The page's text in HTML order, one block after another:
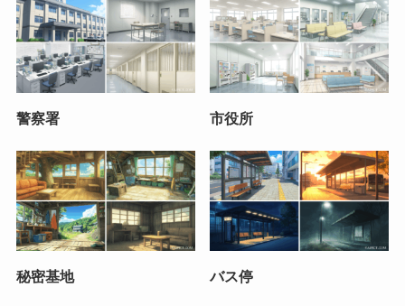
警察署 市役所
秘密基地 バス停